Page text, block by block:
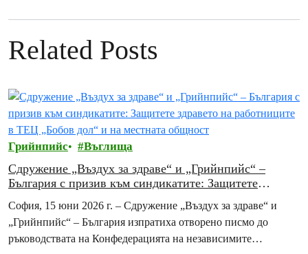
Related Posts
Грийнпийс Въглища
Сдружение „Въздух за здраве“ и „Грийнпийс“ –
България с призив към синдикатите: Защитете
местната общност
София, 15 юни 2026 г. – Сдружение „Въздух за здраве“ и
„Грийнпийс“ – България изпратиха отворено писмо до
ръководствата на Конфедерацията на независимите